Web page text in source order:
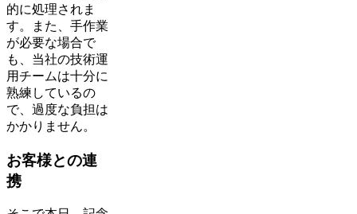
的に処理されま
す。また、手作業
が必要な場合で
も、当社の技術運
用チームは十分に
熟練しているの
で、過度な負担は
かかりません。
お客様との連
携